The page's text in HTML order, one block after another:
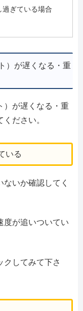
過ぎている場合
）が遅くなる・重
）が遅くなる・重
ださい。
いる
いか確認してく
度が追いついてい
クしてみて下さ